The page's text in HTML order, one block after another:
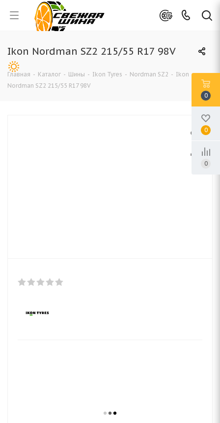
Ikon Nordman SZ2 215/55 R17 98V
Главная - Каталог - Шины - Ikon Tyres - Nordman SZ2 - Ikon
Nordman SZ2 215/55 R17 98V
0
0
0